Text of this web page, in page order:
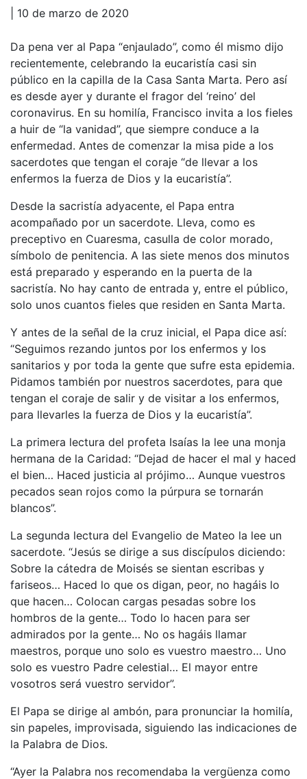
| 10 de marzo de 2020
Da pena ver al Papa “enjaulado”, como él mismo dijo
recientemente, celebrando la eucaristía casi sin
público en la capilla de la Casa Santa Marta. Pero así
es desde ayer y durante el fragor del ‘reino’ del
coronavirus. En su homilía, Francisco invita a los fieles
a huir de “la vanidad”, que siempre conduce a la
enfermedad. Antes de comenzar la misa pide a los
sacerdotes que tengan el coraje “de llevar a los
enfermos la fuerza de Dios y la eucaristía”.
Desde la sacristía adyacente, el Papa entra
acompañado por un sacerdote. Lleva, como es
preceptivo en Cuaresma, casulla de color morado,
símbolo de penitencia. A las siete menos dos minutos
está preparado y esperando en la puerta de la
sacristía. No hay canto de entrada y, entre el público,
solo unos cuantos fieles que residen en Santa Marta.
Y antes de la señal de la cruz inicial, el Papa dice así:
“Seguimos rezando juntos por los enfermos y los
sanitarios y por toda la gente que sufre esta epidemia.
Pidamos también por nuestros sacerdotes, para que
tengan el coraje de salir y de visitar a los enfermos,
para llevarles la fuerza de Dios y la eucaristía”.
La primera lectura del profeta Isaías la lee una monja
hermana de la Caridad: “Dejad de hacer el mal y haced
el bien… Haced justicia al prójimo… Aunque vuestros
pecados sean rojos como la púrpura se tornarán
blancos”.
La segunda lectura del Evangelio de Mateo la lee un
sacerdote. “Jesús se dirige a sus discípulos diciendo:
Sobre la cátedra de Moisés se sientan escribas y
fariseos… Haced lo que os digan, peor, no hagáis lo
que hacen… Colocan cargas pesadas sobre los
hombros de la gente… Todo lo hacen para ser
admirados por la gente… No os hagáis llamar
maestros, porque uno solo es vuestro maestro… Uno
solo es vuestro Padre celestial… El mayor entre
vosotros será vuestro servidor”.
El Papa se dirige al ambón, para pronunciar la homilía,
sin papeles, improvisada, siguiendo las indicaciones de
la Palabra de Dios.
“Ayer la Palabra nos recomendaba la vergüenza como